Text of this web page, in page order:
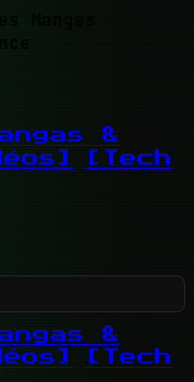
Mangas
&
[Tech
&
[Tech